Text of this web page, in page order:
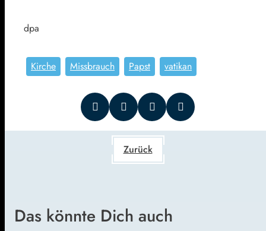
dpa
Kirche Missbrauch Papst vatikan
Zurück
Das könnte Dich auch